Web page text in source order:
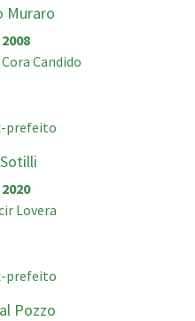
Muraro
Candido
Lovera
Pozzo